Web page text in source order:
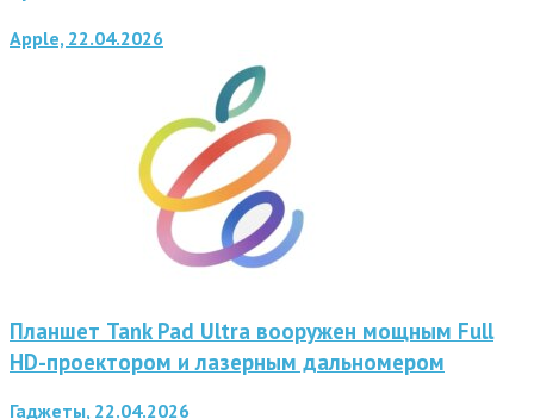
Apple, 22.04.2026
Планшет Tank Pad Ultra вооружен мощным Full
HD-проектором и лазерным дальномером
Гаджеты, 22.04.2026